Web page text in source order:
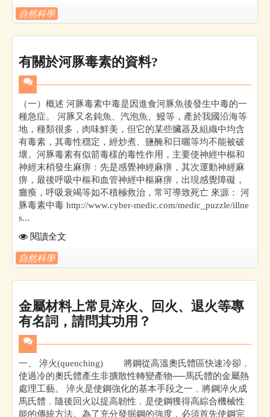
自然科學
有關於河豚毒素的資料?
（一）概述 河豚毒素中毒是因進食河豚魚後發生中毒的一
種急症。 河豚又名鈍魚、汽泡魚、鱍等，產於我國沿海等
地，種類很多，肉味鮮美，但它的某些臟器及組織中均含
有毒素，其毒性穩定，經炒煮、鹽醃和日曬等均不能被破
壞。河豚毒素有似箭毒樣的毒性作用，主要使神經中樞和
神經末梢發生麻痹：先是感覺神經麻痹，其次運動神經麻
痹，最後呼吸中樞和血管神經中樞麻痹，出現感覺障礙，
癱瘓，呼吸衰竭等如不積極救治，常可導致死亡 來源： 河
豚毒素中毒 http://www.cyber-medic.com/medic_puzzle/illne
s...
閱讀全文
自然科學
金屬材料上常見淬火、回火、退火等專
有名詞，請問其功用？
一、 淬火(quenching) 將鋼從高溫奧氏體區快速冷卻﹐
使過冷的奧氏體產生非擴散性轉變產物──馬氏體的金屬熱
處理工藝。 淬火是使鋼強化的基本手段之一﹐將鋼淬火成
馬氏體﹐隨後回火以提高韌性﹐是使鋼獲得高綜合機械性
能的傳統方法。為了充分發掘鋼的強度﹐必須首先使鋼完